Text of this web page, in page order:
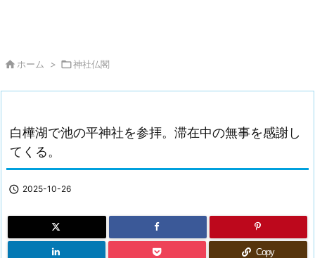
 ホーム > 神社仏閣
白樺湖で池の平神社を参拝。滞在中の無事を感謝し
てくる。
 2025-10-26
Copy